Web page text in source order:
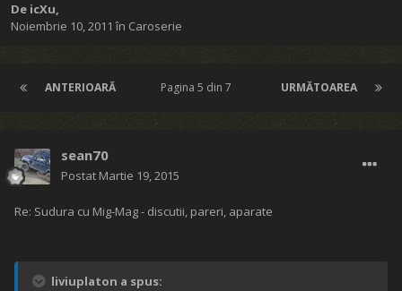
De icXu,
Noiembrie 10, 2011 în Caroserie
ANTERIOARĂ URMĂTOAREA
Pagina 5 din 7
sean70
Postat Martie 19, 2015
Re: Sudura cu Mig-Mag - discutii, pareri, aparate
liviuplaton a spus: